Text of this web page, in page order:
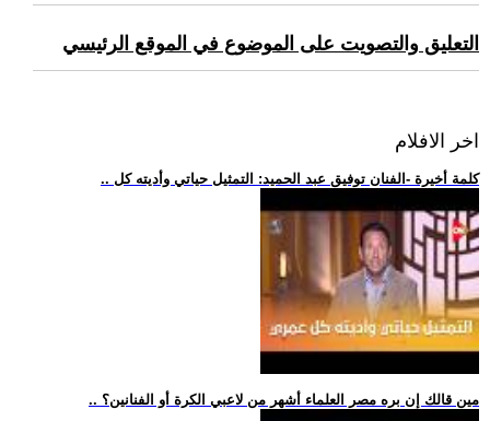
التعليق والتصويت على الموضوع في الموقع الرئيسي
اخر الافلام
.. كلمة أخيرة -الفنان توفيق عبد الحميد: التمثيل حياتي وأديته كل
.. مين قالك إن بره مصر العلماء أشهر من لاعبي الكرة أو الفنانين؟